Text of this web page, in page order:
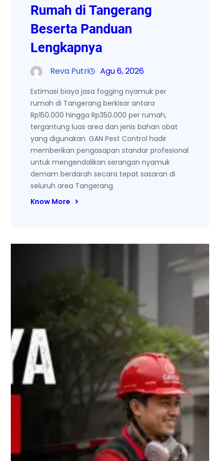
Rumah di Tangerang
Beserta Panduan
Lengkapnya
Reva Putri Agu 6, 2026
Estimasi biaya jasa fogging nyamuk per
rumah di Tangerang berkisar antara
Rp150.000 hingga Rp350.000 per rumah,
tergantung luas area dan jenis bahan obat
yang digunakan. GAN Pest Control hadir
memberikan pengasapan standar profesional
untuk mengendalikan serangan nyamuk
demam berdarah secara tepat sasaran di
seluruh area Tangerang.
Know More